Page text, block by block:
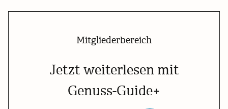
Mitgliederbereich
Jetzt weiterlesen mit
Genuss-Guide+